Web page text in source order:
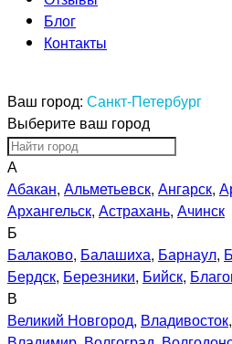
Блог
Контакты
Ваш город: Санкт-Петербург
Выберите ваш город
А
Абакан, Альметьевск, Ангарск,
Архангельск, Астрахань, Ачинск
Б
Балаково, Балашиха, Барнаул,
Бердск, Березники, Бийск,
В
Великий Новгород, Владивосток,